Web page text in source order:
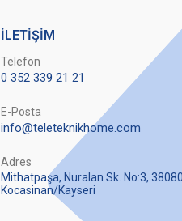
İLETİŞİM
Telefon
0 352 339 21 21
E-Posta
info@teleteknikhome.com
Adres
Mithatpaşa, Nuralan Sk. No:3,
Kocasinan/Kayseri